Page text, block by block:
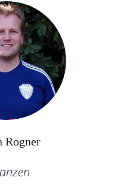
Rogner